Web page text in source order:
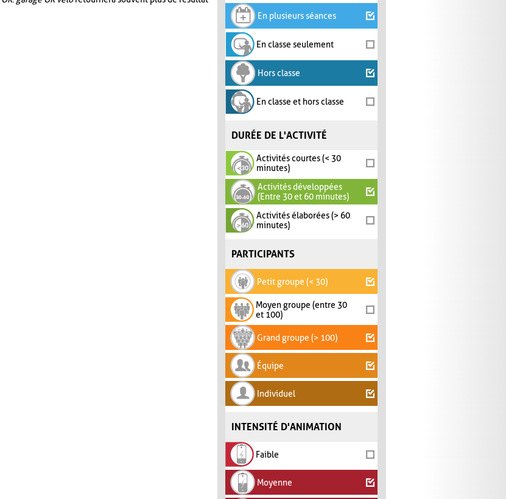
En plusieurs séances
En classe seulement
Hors classe
En classe et hors classe
DURÉE DE L'ACTIVITÉ
Activités courtes (< 30
minutes)
Activités développées
(Entre 30 et 60 minutes)
Activités élaborées (> 60
minutes)
PARTICIPANTS
Petit groupe (< 30)
Moyen groupe (entre 30
et 100)
Grand groupe (> 100)
Équipe
Individuel
INTENSITÉ D'ANIMATION
Faible
Moyenne